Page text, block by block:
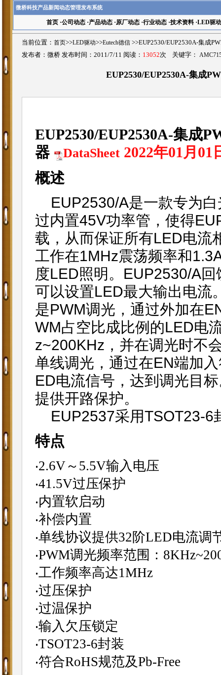
微桥科技产品新闻动态管理发布系统
首页·公司动态·产品动态·原厂动态·行业动态·技术资料·LED驱动
当前位置： 首页>>LED驱动>>Eutech德信 >>EUP2530/EUP2530A-集成
发布者：微桥 发布时间：2011/7/11 阅读： 13052次 关键字：
EUP2530/EUP2530A-集成
EUP2530/EUP2530A-集成
器
DataSheet 2022年01月01
概述
EUP2530/A是一款专为白
过内置45V功率管，使得
载，从而保证所有LED电
工作在1MHz震荡频率和
度LED照明。EUP2530/A
可以设置LED最大输出电流
是PWM调光，通过外加在
WM占空比成比例的LED电
z~200KHz，并在调光时不
单线调光，通过在EN端加
ED电流信号，达到调光目
提供开路保护。
EUP2537采用TSOT23-6
特点
‧2.6V～5.5V输入电压
‧41.5V过压保护
‧内置软启动
‧补偿内置
‧单线协议提供32阶LED电流调
‧PWM调光频率范围：
‧工作频率高达1MHz
‧过压保护
‧过温保护
‧输入欠压锁定
‧TSOT23-6封装
‧符合RoHS规范及Pb-Free